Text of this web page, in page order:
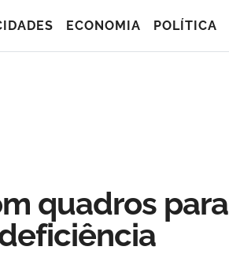
ECONOMIA POLÍTICA
quadros para